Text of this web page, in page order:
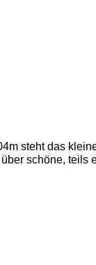
steht das
schöne,